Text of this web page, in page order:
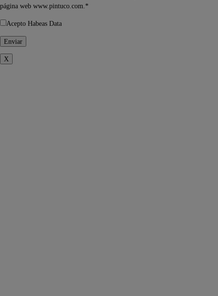
página web www.pintuco.com.*
Acepto Habeas Data
X